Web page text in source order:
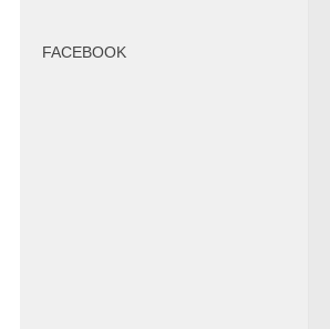
FACEBOOK